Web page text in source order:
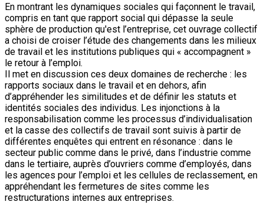
En montrant les dynamiques sociales qui façonnent le travail,
compris en tant que rapport social qui dépasse la seule
sphère de production qu'est l’entreprise, cet ouvrage collectif
a choisi de croiser l’étude des changements dans les milieux
de travail et les institutions publiques qui « accompagnent »
le retour à l’emploi.
Il met en discussion ces deux domaines de recherche : les
rapports sociaux dans le travail et en dehors, afin
d’appréhender les similitudes et de définir les statuts et
identités sociales des individus. Les injonctions à la
responsabilisation comme les processus d’individualisation
et la casse des collectifs de travail sont suivis à partir de
différentes enquêtes qui entrent en résonance : dans le
secteur public comme dans le privé, dans l’industrie comme
dans le tertiaire, auprès d’ouvriers comme d’employés, dans
les agences pour l’emploi et les cellules de reclassement, en
appréhendant les fermetures de sites comme les
restructurations internes aux entreprises.